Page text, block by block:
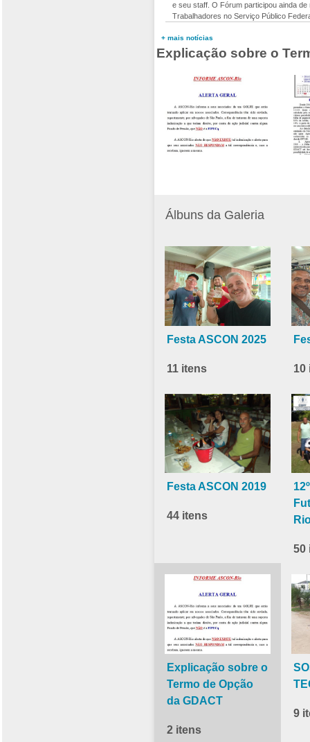
e seu staff. O Fórum participou ainda
Trabalhadores no Serviço Público
+ mais notícias
Explicação sobre o
Álbuns da Galeria
Festa ASCON 2025
11 itens 10
Festa ASCON 2019
44 itens
50
Explicação sobre o
Termo de Opção
da GDACT
2 itens
9